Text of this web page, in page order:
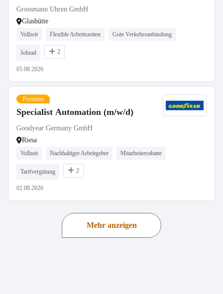
Grossmann Uhren GmbH
Glashütte
Vollzeit Flexible Arbeitszeiten Gute Verkehrsanbindung
Jobrad 2
05.08.2026
Premium
Specialist Automation (m/w/d)
Goodyear Germany GmbH
Riesa
Vollzeit Nachhaltiger Arbeitgeber Mitarbeiterrabatte
Tarifvergütung 2
02.08.2026
Mehr anzeigen